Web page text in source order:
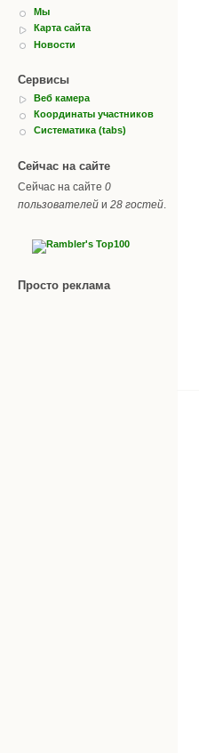
Мы
Карта сайта
Новости
Сервисы
Веб камера
Координаты участников
Систематика (tabs)
Сейчас на сайте
Сейчас на сайте 0
пользователей и 28 гостей
Просто реклама